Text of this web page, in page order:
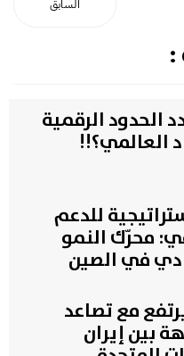
السابق
:
الحدود الرقمية
العالمي؟!!
للدعم
محرّك النمو
في الصين
مع تصاعد
بين إيران